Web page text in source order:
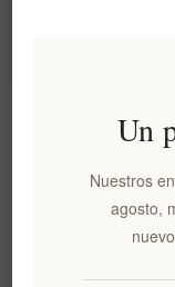
Un
Nuestros
agosto,